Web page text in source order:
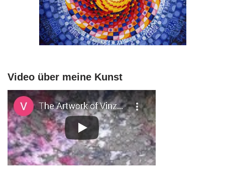
Video über meine Kunst